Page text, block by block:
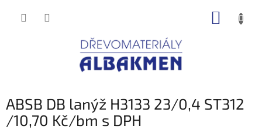
ABSB DB lanýž H3133 23/0,4 ST312
/10,70 Kč/bm s DPH